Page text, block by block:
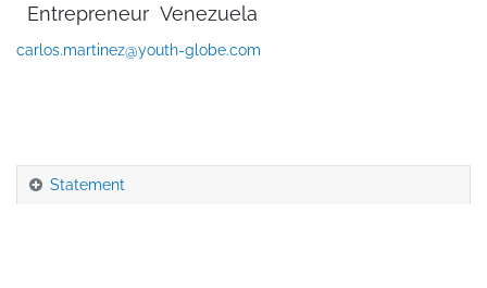
Entrepreneur Venezuela
carlos.martinez@youth-globe.com
Statement